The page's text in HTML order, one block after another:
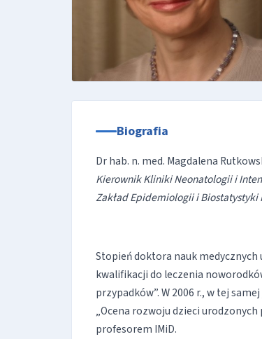
Biografia
Dr hab. n. med. Magdalena
Kierownik Kliniki Neonatologii i
Zakład Epidemiologii i Biostatystyki
Stopień doktora nauk medycznych
kwalifikacji do leczenia
przypadków”. W 2006 r., w tej
„Ocena rozwoju dzieci
profesorem IMiD.